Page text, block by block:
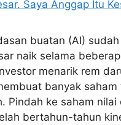
buatan (AI) sudah
naik selama
menarik rem
banyak saham
Pindah ke saham nilai
bertahun-tahun